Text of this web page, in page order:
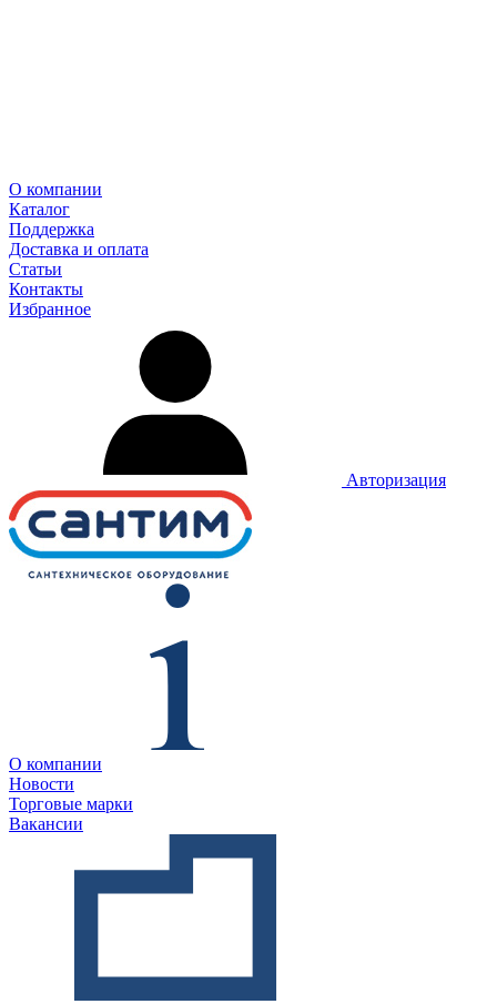
О компании
Каталог
Поддержка
Доставка и оплата
Статьи
Контакты
Избранное
Авторизация
О компании
Новости
Торговые марки
Вакансии